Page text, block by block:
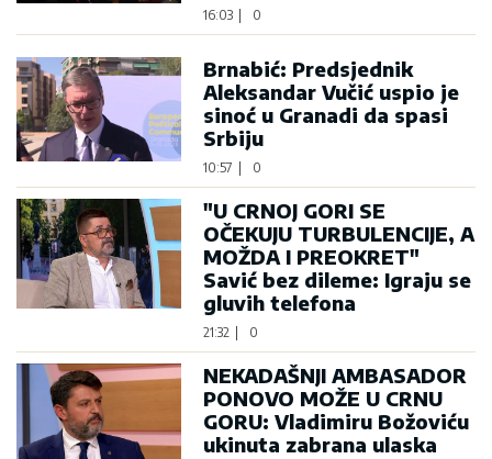
16:03 0
Brnabić: Predsjednik
Aleksandar Vučić uspio je
sinoć u Granadi da spasi
Srbiju
10:57 0
"U CRNOJ GORI SE
OČEKUJU TURBULENCIJE, A
MOŽDA I PREOKRET"
Savić bez dileme: Igraju se
gluvih telefona
21:32 0
NEKADAŠNJI AMBASADOR
PONOVO MOŽE U CRNU
GORU: Vladimiru Božoviću
ukinuta zabrana ulaska